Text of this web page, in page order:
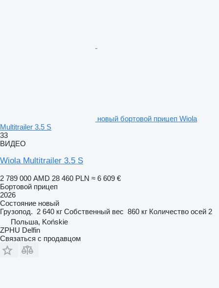
новый бортовой прицеп Wiola
Multitrailer 3.5 S
33
ВИДЕО
Wiola Multitrailer 3.5 S
2 789 000 AMD 28 460 PLN ≈ 6 609 €
Бортовой прицеп
2026
Состояние новый
Грузопод. 2 640 кг Собственный вес 860 кг Количество осей 2
Польша, Końskie
ZPHU Delfin
Связаться с продавцом